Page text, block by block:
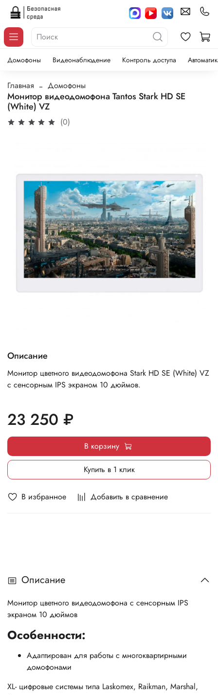
Домофоны Видеонаблюдение Контроль доступа
Главная Домофоны
Монитор видеодомофона Tantos Stark HD SE
(White) VZ
(0)
В избранное Добавить в сравнение
Описание
Монитор цветного видеодомофона Stark HD SE (White) VZ
с сенсорным IPS экраном 10 дюймов.
23 250 ₽
В корзину
Купить в 1 клик
Описание
Монитор цветного видеодомофона с сенсорным IPS
экраном 10 дюймов
Особенности:
Адаптирован для работы с многоквартирными
домофонами
XL- цифровые системы типа Laskomex, Raikman, Marshal,